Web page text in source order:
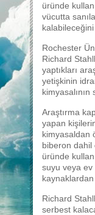
üründe
vücutta
Rochester
Richard
yaptıkları
yetişkinin
kimyasalının
Araştırma
yapan
kimyasaldan
biberon dahil
üründe
suyu veya
kaynaklardan
Richard
serbest